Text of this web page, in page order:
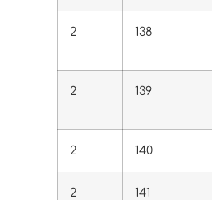
2 138
2 139
2 140
2 141